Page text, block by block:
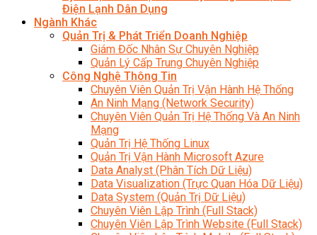
Điện Lạnh Dân Dụng
Ngành Khác
Quản Trị & Phát Triển Doanh Nghiệp
Giám Đốc Nhân Sự Chuyên Nghiệp
Quản Lý Cấp Trung Chuyên Nghiệp
Công Nghệ Thông Tin
Chuyên Viên Quản Trị Vận Hành Hệ Thống
An Ninh Mạng (Network Security)
Chuyên Viên Quản Trị Hệ Thống Và An Ninh
Mạng
Quản Trị Hệ Thống Linux
Quản Trị Vận Hành Microsoft Azure
Data Analyst (Phân Tích Dữ Liệu)
Data Visualization (Trực Quan Hóa Dữ Liệu)
Data System (Quản Trị Dữ Liệu)
Chuyên Viên Lập Trình (Full Stack)
Chuyên Viên Lập Trình Website (Full Stack)